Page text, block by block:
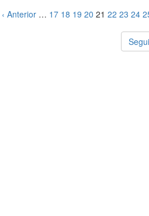
‹ Anterior … 17 18 19 20 21 22 23 24